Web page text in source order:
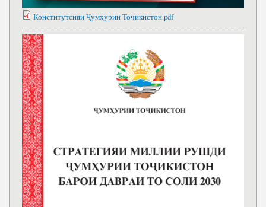
Конститутсияи Ҷумҳурии Тоҷикистон.pdf